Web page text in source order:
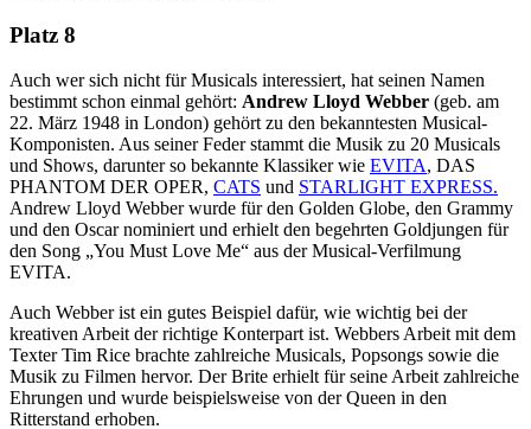
Platz 8
Auch wer sich nicht für Musicals interessiert, hat seinen Namen
bestimmt schon einmal gehört: Andrew Lloyd Webber (geb. am
22. März 1948 in London) gehört zu den bekanntesten Musical-
Komponisten. Aus seiner Feder stammt die Musik zu 20 Musicals
und Shows, darunter so bekannte Klassiker wie EVITA, DAS
PHANTOM DER OPER, CATS und STARLIGHT EXPRESS.
Andrew Lloyd Webber wurde für den Golden Globe, den Grammy
und den Oscar nominiert und erhielt den begehrten Goldjungen für
den Song „You Must Love Me“ aus der Musical-Verfilmung
EVITA.
Auch Webber ist ein gutes Beispiel dafür, wie wichtig bei der
kreativen Arbeit der richtige Konterpart ist. Webbers Arbeit mit dem
Texter Tim Rice brachte zahlreiche Musicals, Popsongs sowie die
Musik zu Filmen hervor. Der Brite erhielt für seine Arbeit zahlreiche
Ehrungen und wurde beispielsweise von der Queen in den
Ritterstand erhoben.